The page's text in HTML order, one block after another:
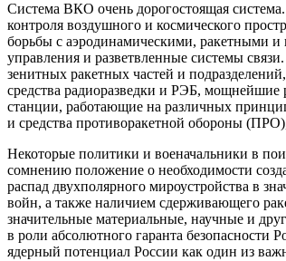
Система ВКО очень дорогостоящая
контроля воздушного и космического
борьбы с аэродинамическими, ракетными и
управления и разветвленные системы
зенитных ракетных частей и
средства радиоразведки и РЭБ,
станции, работающие на различных
и средства противоракетной обороны
Некоторые политики и военачальники в
сомнению положение о необходимости
распад двухполярного мироустройства в
войн, а также наличием сдерживающего
значительные материальные, научные и
в роли абсолютного гаранта безопасности
ядерный потенциал России как один из